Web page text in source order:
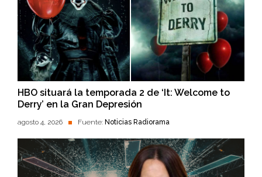
HBO situará la temporada 2 de ‘It: Welcome to
Derry’ en la Gran Depresión
agosto 4, 2026 Fuente: Noticias Radiorama